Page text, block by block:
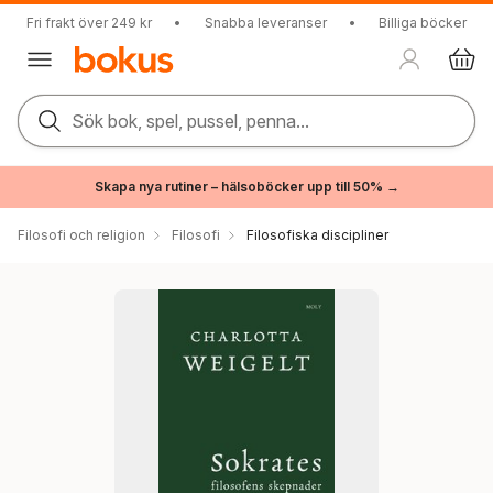
Fri frakt över 249 kr • Snabba leveranser • Billiga böcker
Sök bok, spel, pussel, penna...
Skapa nya rutiner – hälsoböcker upp till 50% →
Filosofi och religion Filosofi Filosofiska discipliner